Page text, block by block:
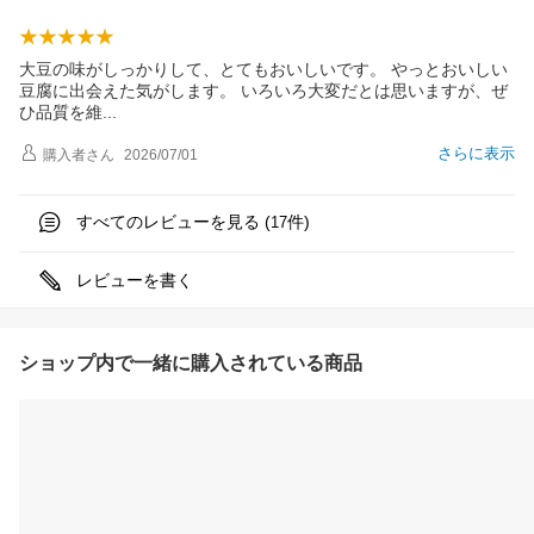
大豆の味がしっかりして、とてもおいしいです。 やっとおいしい
豆腐に出会えた気がします。 いろいろ大変だとは思いますが、ぜ
ひ品質を維
さらに表示
購入者さん 2026/07/01
すべてのレビューを見る (17件)
レビューを書く
ショップ内で一緒に購入されている商品